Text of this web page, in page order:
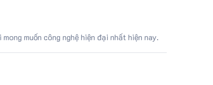
muốn công nghệ hiện đại nhất hiện nay.